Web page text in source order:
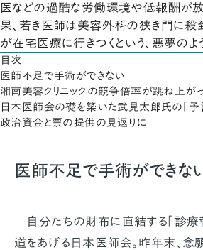
医などの過酷な労働環境や低報酬が
果、若き医師は美容外科の狭き門に殺
が在宅医療に行きつくという、悪夢のよ
目次
医師不足で手術ができない
湘南美容クリニックの競争倍率が跳ね上が
日本医師会の礎を築いた武見太郎氏の「予
政治資金と票の提供の見返りに
医師不足で手術ができな
自分たちの財布に直結する「診療
道をあげる日本医師会。昨年末、念